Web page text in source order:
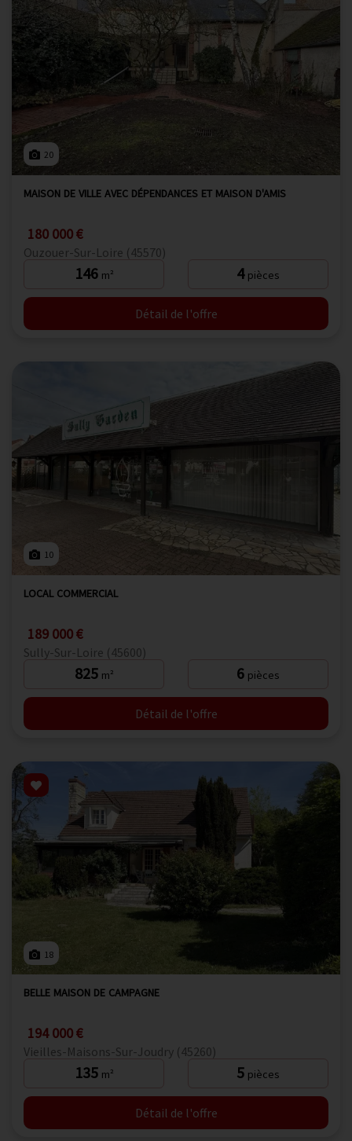
20
MAISON DE VILLE AVEC DÉPENDANCES ET MAISON D'AMIS
180 000 €
Ouzouer-Sur-Loire (45570)
146 m² 4 pièces
Détail de l'offre
10
LOCAL COMMERCIAL
189 000 €
Sully-Sur-Loire (45600)
825 m² 6 pièces
Détail de l'offre
18
BELLE MAISON DE CAMPAGNE
194 000 €
Vieilles-Maisons-Sur-Joudry (45260)
135 m² 5 pièces
Détail de l'offre